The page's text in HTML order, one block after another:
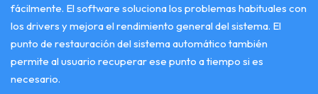
fácilmente. El software soluciona los problemas habituales con
los drivers y mejora el rendimiento general del sistema. El
punto de restauración del sistema automático también
permite al usuario recuperar ese punto a tiempo si es
necesario.